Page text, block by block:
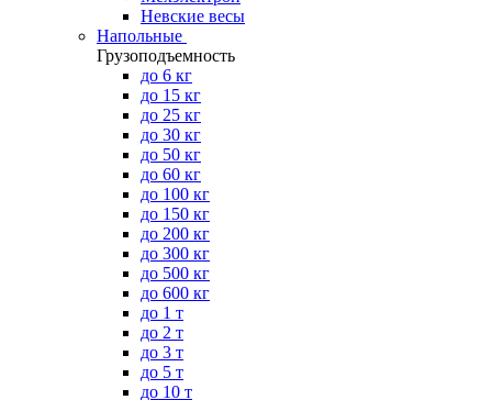
Невские весы
Напольные
Грузоподъемность
до 6 кг
до 15 кг
до 25 кг
до 30 кг
до 50 кг
до 60 кг
до 100 кг
до 150 кг
до 200 кг
до 300 кг
до 500 кг
до 600 кг
до 1 т
до 2 т
до 3 т
до 5 т
до 10 т